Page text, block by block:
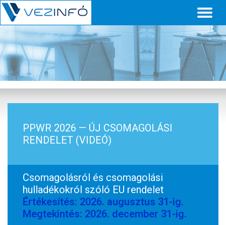
PPWR 2026 — ÚJ CSOMAGOLÁSI
RENDELET (VIDEÓ)
Csomagolásról és csomagolási
hulladékokról szóló EU rendelet
Értékesítés: 2026. augusztus 31-ig.
Megtekintés: 2026. december 31-ig.